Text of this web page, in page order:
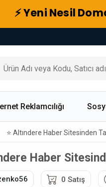
⚡ Yeni Nesil
Reklamcılığı
⭐ Altındere Haber Sitesinden
Haber
0 Satış